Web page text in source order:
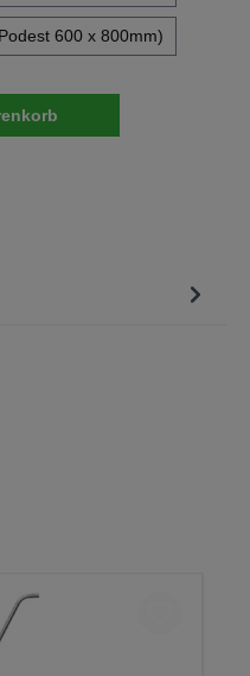
600 x 800mm)
gewünschten